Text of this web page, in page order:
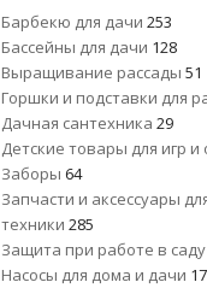
Барбекю для дачи 253
Бассейны для дачи 128
Выращивание рассады 51
Горшки и подставки для
Дачная сантехника 29
Детские товары для игр и
Заборы 64
Запчасти и аксессуары
техники 285
Защита при работе в
Насосы для дома и дачи 17